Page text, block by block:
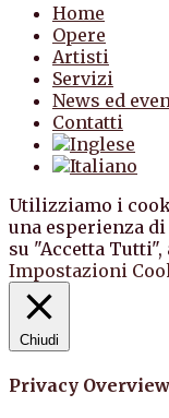
Home
Opere
Artisti
Servizi
News ed
Contatti
Utilizziamo i
una esperienza
su "Accetta
Impostazioni
Chiudi
Privacy Overview